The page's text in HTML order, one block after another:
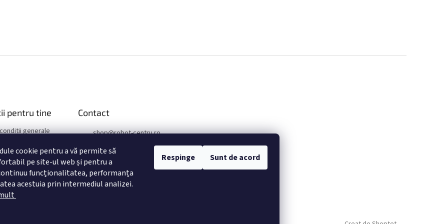
cookie pentru a vă permite să
pe site-ul web și pentru a
funcționalitatea, performanța
acestuia prin intermediul analizei.
Respinge Sunt de acord
pentru tine
generale
Contact
shop@robot-centru.ro
+421 949 25 46 88
+421 949 25 46 88
TopRobot.sk